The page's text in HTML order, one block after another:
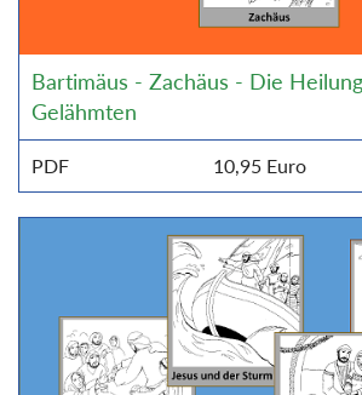
Bartimäus - Zachäus - Die
Gelähmten
PDF 10,95 Euro